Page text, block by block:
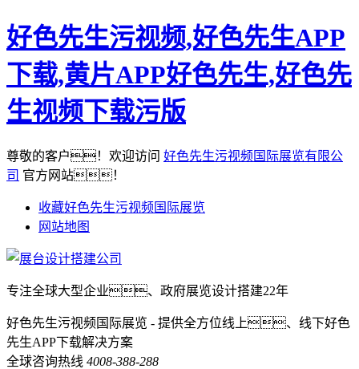
好色先生污视频,好色先生APP
下载,黄片APP好色先生,好色先
生视频下载污版
尊敬的客户！欢迎访问 好色先生污视频国际展览有限公
司 官方网站！
收藏好色先生污视频国际展览
网站地图
专注全球大型企业、政府展览设计搭建22年
好色先生污视频国际展览 - 提供全方位线上、线下好色
先生APP下载解决方案
全球咨询热线 4008-388-288